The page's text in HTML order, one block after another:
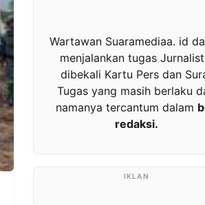
Wartawan Suaramediaa. id
menjalankan tugas
dibekali Kartu Pers dan
Tugas yang masih berlaku
namanya tercantum dalam
redaksi.